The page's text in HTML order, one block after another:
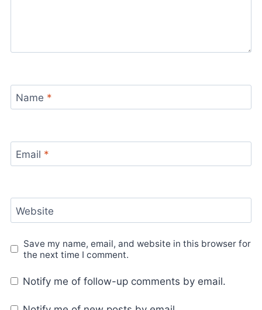
Name *
Email *
Website
Save my name, email, and website in this browser for
the next time I comment.
Notify me of follow-up comments by email.